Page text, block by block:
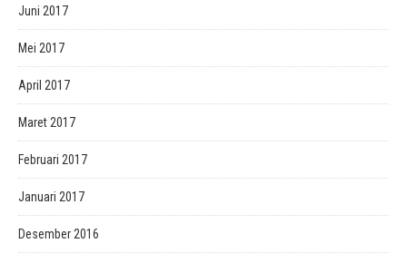
Juni 2017
Mei 2017
April 2017
Maret 2017
Februari 2017
Januari 2017
Desember 2016